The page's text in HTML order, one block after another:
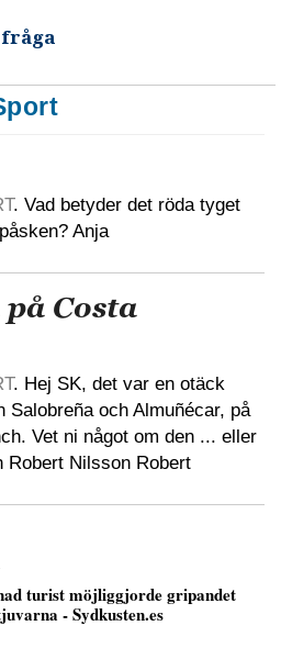
. Vad betyder det röda tyget
Anja
Costa
. Hej SK, det var en otäck
Salobreña och Almuñécar, på
Vet ni något om den ... eller
Robert Nilsson Robert